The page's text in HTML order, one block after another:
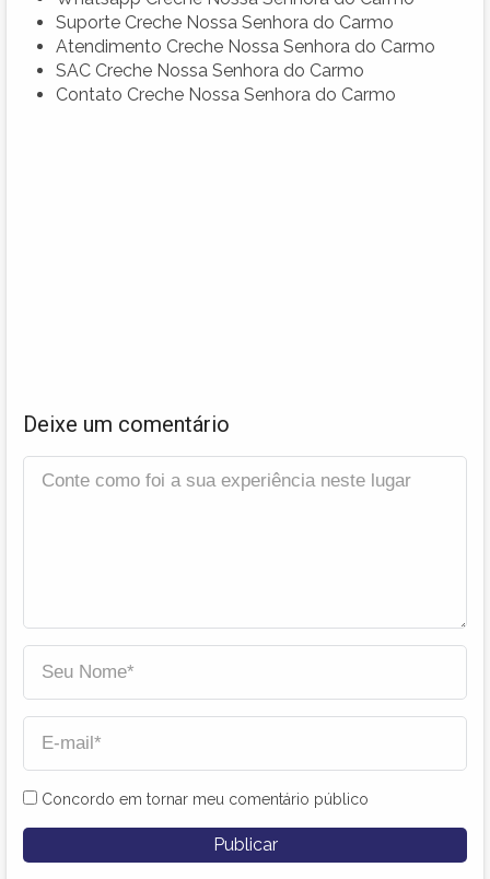
Suporte Creche Nossa Senhora do Carmo
Atendimento Creche Nossa Senhora do Carmo
SAC Creche Nossa Senhora do Carmo
Contato Creche Nossa Senhora do Carmo
Deixe um comentário
Concordo em tornar meu comentário público